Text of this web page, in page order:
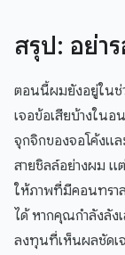
สรุป: อย่า
ตอนนี้ผมยังอยู่ในช่
เจอข้อเสียบ้างในอ
จุกจิกของจอโค้งแล
สายชิลล์อย่างผม แ
ให้ภาพที่มีคอนทรา
ได้ หากคุณกำลังลัง
ลงทุนที่เห็นผลชัดเ